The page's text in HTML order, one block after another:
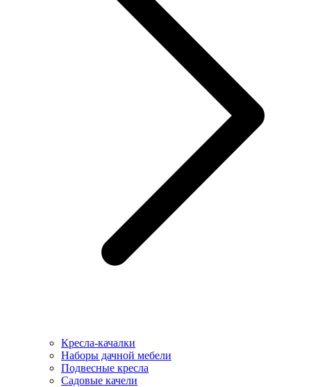
Кресла-качалки
Наборы дачной мебели
Подвесные кресла
Садовые качели